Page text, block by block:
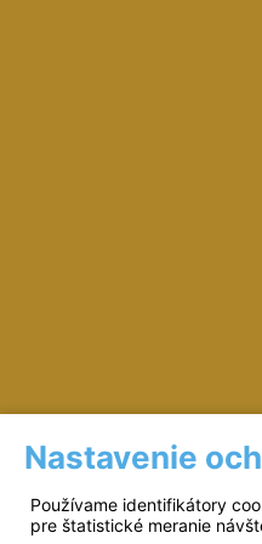
Nastavenie
Používame identifikátory
pre štatistické meranie